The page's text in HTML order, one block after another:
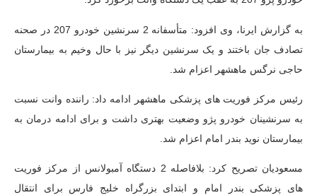
به گزارش ایرنا، وی افزود: متأسفانه 2 سرنشین خودرو 207 در صحنه
تصادف جان باختند و یک سرنشین دیگر نیز با حال وخیم به بیمارستان
حاجی نرگس ماهشهر اعزام شد.
رئیس مرکز فوریت های پزشکی ماهشهر ادامه داد: راننده وانت نسبت
به سرنشینان خودرو پژو وضعیت بهتری داشت و برای ادامه درمان به
بیمارستان نوید بندر امام اعزام شد.
مسعودیان تصریح کرد: بلافاصله 2 دستگاه آمبولانس از مرکز فوریت
های پزشکی بندر امام و ابتدای بزرگراه خلیج فارس برای انتقال